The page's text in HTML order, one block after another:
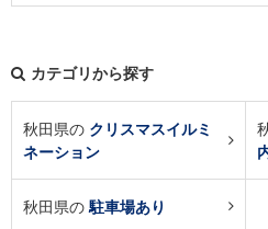
カテゴリから探す
秋田県の クリスマスイルミ
ネーション
秋田県の駐車場あり